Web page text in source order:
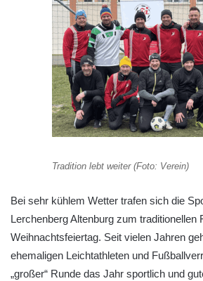
Tradition lebt weiter (Foto: Verein)
Bei sehr kühlem Wetter trafen sich die
Lerchenberg Altenburg zum traditionellen
Weihnachtsfeiertag. Seit vielen Jahren
ehemaligen Leichtathleten und
„großer“ Runde das Jahr sportlich und